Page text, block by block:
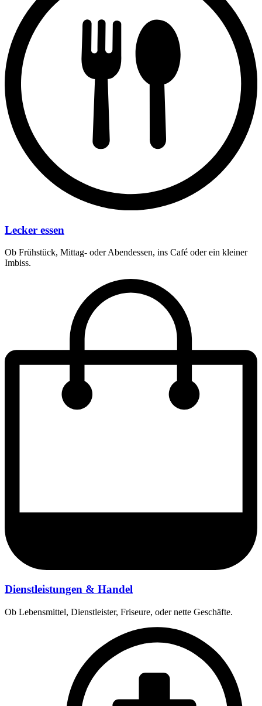
Lecker essen
Ob Frühstück, Mittag- oder Abendessen, ins Café oder ein kleiner
Imbiss.
Dienstleistungen & Handel
Ob Lebensmittel, Dienstleister, Friseure, oder nette Geschäfte.